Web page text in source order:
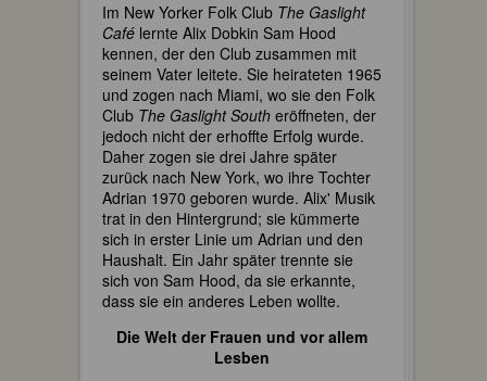
Im New Yorker Folk Club The Gaslight
Café lernte Alix Dobkin Sam Hood
kennen, der den Club zusammen mit
seinem Vater leitete. Sie heirateten 1965
und zogen nach Miami, wo sie den Folk
Club The Gaslight South eröffneten, der
jedoch nicht der erhoffte Erfolg wurde.
Daher zogen sie drei Jahre später
zurück nach New York, wo ihre Tochter
Adrian 1970 geboren wurde. Alix' Musik
trat in den Hintergrund; sie kümmerte
sich in erster Linie um Adrian und den
Haushalt. Ein Jahr später trennte sie
sich von Sam Hood, da sie erkannte,
dass sie ein anderes Leben wollte.
Die Welt der Frauen und vor allem
Lesben